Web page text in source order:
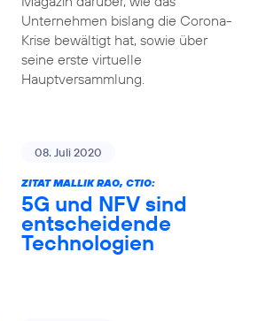
Unternehmen bislang die Corona-
Krise bewältigt hat, sowie über
seine erste virtuelle
Hauptversammlung.
08. Juli 2020
ZITAT MALLIK RAO, CTIO:
5G und NFV sind
entscheidende
Technologien